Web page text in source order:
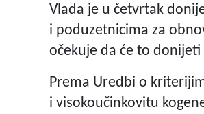
Vlada je u četvrtak
i poduzetnicima za
očekuje da će to
Prema Uredbi o
i visokoučinkovitu